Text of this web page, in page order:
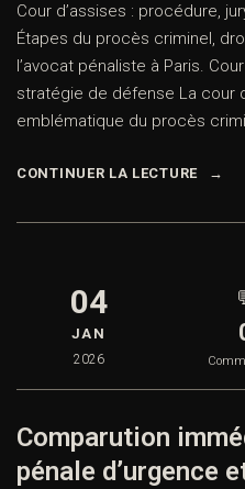
Cour d’assises : procédure,
Étapes du procès criminel,
l’avocat pénaliste à Paris.
stratégie de défense La cour
emblématique du procès
CONTINUER LA LECTURE
04
JAN
2026
Comparution
pénale d’urgence